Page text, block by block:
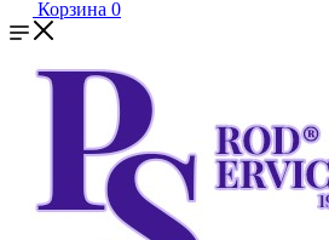
Корзина 0